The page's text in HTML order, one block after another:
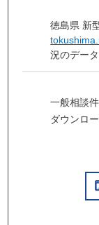
徳島県 新
況のデータ
一般相談
ダウンロ